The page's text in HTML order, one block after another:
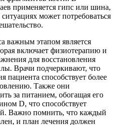
применяется гипс или шина,
может потребоваться
важным этапом является
включает физиотерапию и
для восстановления
Врачи подчеркивают, что
пациента способствует более
Также они
за питанием, обогащая его
D, что способствует
Важно помнить, что каждый
и план лечения должен